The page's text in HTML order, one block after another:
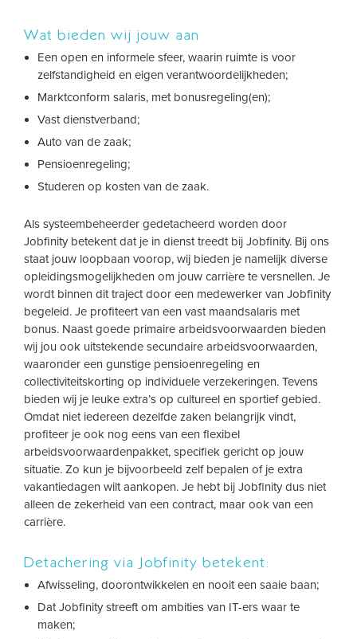
Wat bieden wij jouw aan
Een open en informele sfeer, waarin ruimte is voor
zelfstandigheid en eigen verantwoordelijkheden;
Marktconform salaris, met bonusregeling(en);
Vast dienstverband;
Auto van de zaak;
Pensioenregeling;
Studeren op kosten van de zaak.
Als systeembeheerder gedetacheerd worden door
Jobfinity betekent dat je in dienst treedt bij Jobfinity. Bij ons
staat jouw loopbaan voorop, wij bieden je namelijk diverse
opleidingsmogelijkheden om jouw carrière te versnellen. Je
wordt binnen dit traject door een medewerker van Jobfinity
begeleid. Je profiteert van een vast maandsalaris met
bonus. Naast goede primaire arbeidsvoorwaarden bieden
wij jou ook uitstekende secundaire arbeidsvoorwaarden,
waaronder een gunstige pensioenregeling en
collectiviteitskorting op individuele verzekeringen. Tevens
bieden wij je leuke extra’s op cultureel en sportief gebied.
Omdat niet iedereen dezelfde zaken belangrijk vindt,
profiteer je ook nog eens van een flexibel
arbeidsvoorwaardenpakket, specifiek gericht op jouw
situatie. Zo kun je bijvoorbeeld zelf bepalen of je extra
vakantiedagen wilt aankopen. Je hebt bij Jobfinity dus niet
alleen de zekerheid van een contract, maar ook van een
carrière.
Detachering via Jobfinity betekent:
Afwisseling, doorontwikkelen en nooit een saaie baan;
Dat Jobfinity streeft om ambities van IT-ers waar te
maken;